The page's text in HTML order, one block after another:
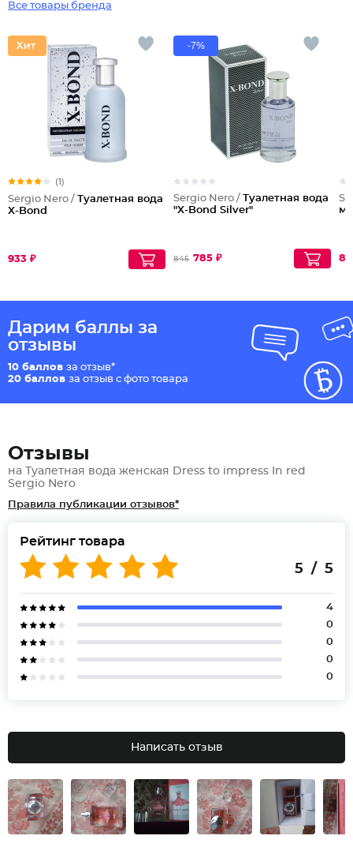
Все товары бренда
(1)
Sergio Nero / Туалетная вода
X-Bond
933 ₽
-7%
Sergio Nero / Туалетная вода
"X-Bond Silver"
845 785 ₽
Дарим баллы за
отзывы
10 баллов за отзыв*
20 баллов за отзыв с фото товара
Отзывы
на Туалетная вода женская Dress to impress In red
Sergio Nero
Правила публикации отзывов*
Рейтинг товара
5 / 5
4
0
0
0
0
Написать отзыв